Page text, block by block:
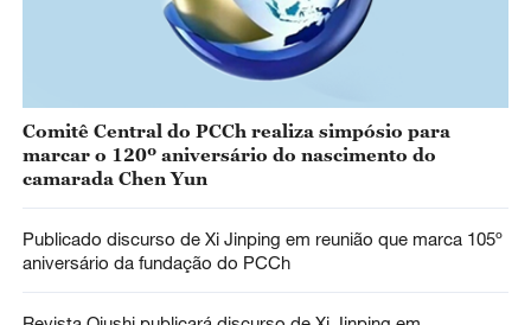
Comitê Central do PCCh realiza simpósio para
marcar o 120º aniversário do nascimento do
camarada Chen Yun
Publicado discurso de Xi Jinping em reunião que marca 105º
aniversário da fundação do PCCh